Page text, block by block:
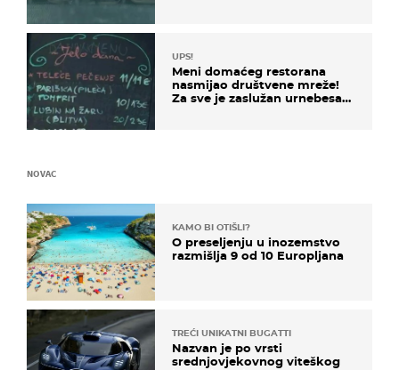
UPS!
Meni domaćeg restorana
nasmijao društvene mreže!
Za sve je zaslužan urnebesan
NOVAC
KAMO BI OTIŠLI?
O preseljenju u inozemstvo
razmišlja 9 od 10 Europljana
TREĆI UNIKATNI BUGATTI
Nazvan je po vrsti
srednjovjekovnog viteškog